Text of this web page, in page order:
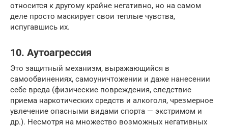
относится к другому крайне негативно, но на самом
деле просто маскирует свои теплые чувства,
испугавшись их.
10. Аутоагрессия
Это защитный механизм, выражающийся в
самообвинениях, самоуничтожении и даже нанесении
себе вреда (физические повреждения, следствие
приема наркотических средств и алкоголя, чрезмерное
увлечение опасными видами спорта — экстримом и
др.). Несмотря на множество возможных негативных